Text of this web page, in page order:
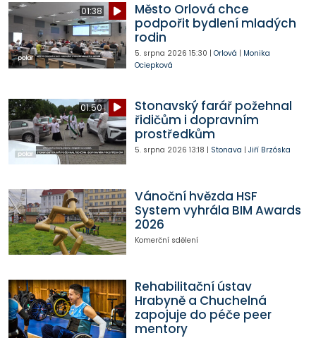
01:38
Město Orlová chce
podpořit bydlení mladých
rodin
5. srpna 2026 15:30 | Orlová | Monika
Ociepková
01:50
Stonavský farář požehnal
řidičům i dopravním
prostředkům
5. srpna 2026 13:18 | Stonava | Jiří Brzóska
Vánoční hvězda HSF
System vyhrála BIM Awards
2026
Komerční sdělení
Rehabilitační ústav
Hrabyně a Chuchelná
zapojuje do péče peer
mentory